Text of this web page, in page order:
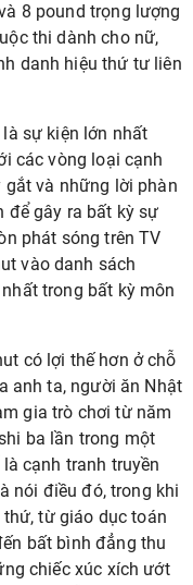
8 pound trọng lượng
thi dành cho nữ,
danh hiệu thứ tư liên
sự kiện lớn nhất
các vòng loại cạnh
và những lời phàn
để gây ra bất kỳ sự
phát sóng trên TV
vào danh sách
trong bất kỳ môn
có lợi thế hơn ở chỗ
anh ta, người ăn Nhật
gia trò chơi từ năm
ba lần trong một
cạnh tranh truyền
nói điều đó, trong khi
thứ, từgiáo dục toán
bất bình đẳng thu
chiếc xúc xích ướt